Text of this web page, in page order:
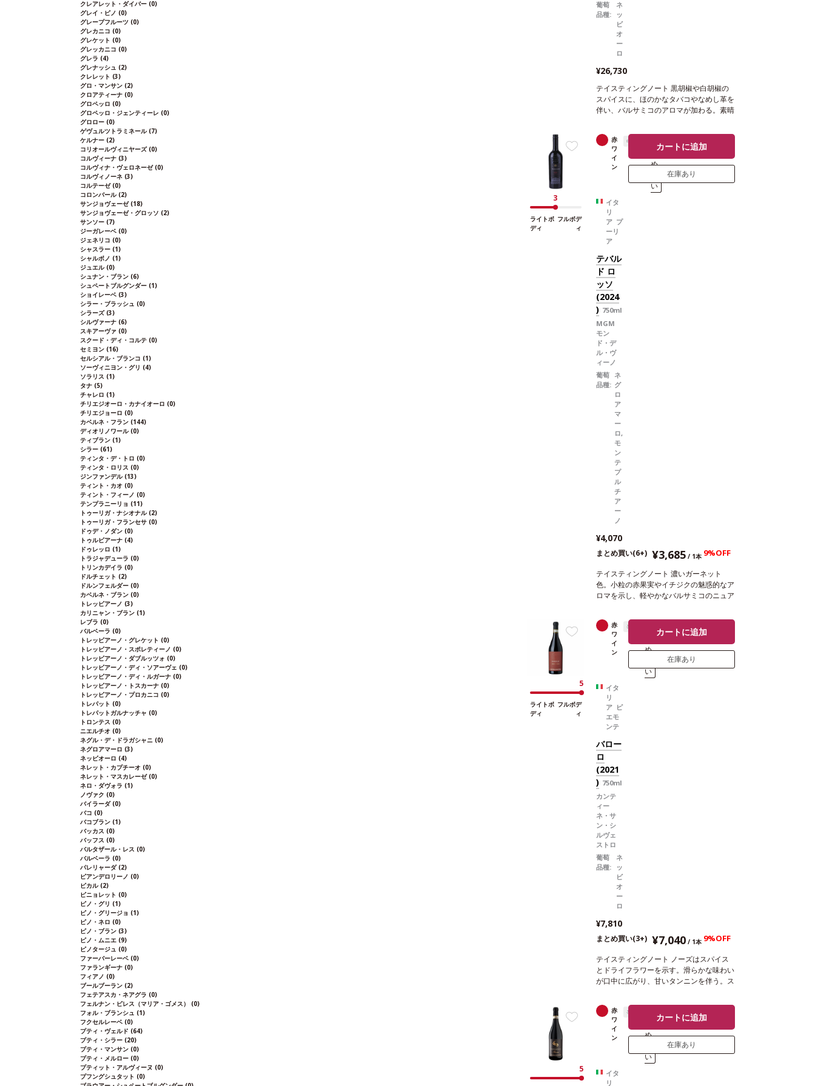
クレアレット・ダイバー (0)
グレイ・ピノ (0)
グレープフルーツ (0)
グレカニコ (0)
グレケット (0)
グレッカニコ (0)
グレラ (4)
グレナッシュ (2)
クレレット (3)
グロ・マンサン (2)
クロアティーナ (0)
グロペッロ (0)
グロペッロ・ジェンティーレ (0)
グロロー (0)
ゲヴュルツトラミネール (7)
ケルナー (2)
コリオールヴィニヤーズ (0)
コルヴィーナ (3)
コルヴィナ・ヴェロネーゼ (0)
コルヴィノーネ (3)
コルテーゼ (0)
コロンバール (2)
サンジョヴェーゼ (18)
サンジョヴェーゼ・グロッソ (2)
サンソー (7)
ジーガレーベ (0)
ジェネリコ (0)
シャスラー (1)
シャルボノ (1)
ジュエル (0)
シュナン・ブラン (6)
シュペートブルグンダー (1)
ショイレーベ (3)
シラー・ブラッシュ (0)
シラーズ (3)
シルヴァーナ (6)
スキアーヴァ (0)
スクード・ディ・コルテ (0)
セミヨン (16)
セルシアル・ブランコ (1)
ソーヴィニヨン・グリ (4)
ソラリス (1)
タナ (5)
チャレロ (1)
チリエジオーロ・カナイオーロ (0)
チリエジョーロ (0)
カベルネ・フラン (144)
ディオリノワール (0)
ティブラン (1)
シラー (61)
ティンタ・デ・トロ (0)
ティンタ・ロリス (0)
ジンファンデル (13)
ティント・カオ (0)
ティント・フィーノ (0)
テンプラニーリョ (11)
トゥーリガ・ナシオナル (2)
トゥーリガ・フランセサ (0)
ドゥデ・ノダン (0)
トゥルビアーナ (4)
ドゥレッロ (1)
トラジャデューラ (0)
トリンカデイラ (0)
ドルチェット (2)
ドルンフェルダー (0)
カベルネ・ブラン (0)
トレッビアーノ (3)
カリニャン・ブラン (1)
レブラ (0)
バルベーラ (0)
トレッビアーノ・グレケット (0)
トレッビアーノ・スポレティーノ (0)
トレッビアーノ・ダブルッツォ (0)
トレッビアーノ・ディ・ソアーヴェ (0)
トレッビアーノ・ディ・ルガーナ (0)
トレッビアーノ・トスカーナ (0)
トレッビアーノ・プロカニコ (0)
トレパット (0)
トレパットガルナッチャ (0)
トロンテス (0)
ニエルチオ (0)
ネグル・デ・ドラガシャニ (0)
ネグロアマーロ (3)
ネッビオーロ (4)
ネレット・カプチーオ (0)
ネレット・マスカレーゼ (0)
ネロ・ダヴォラ (1)
ノヴァク (0)
バイラーダ (0)
バコ (0)
バコブラン (1)
バッカス (0)
バッフス (0)
バルタザール・レス (0)
バルベーラ (0)
パレリャーダ (2)
ピアンデロリーノ (0)
ビカル (2)
ピニョレット (0)
ピノ・グリ (1)
ピノ・グリージョ (1)
ピノ・ネロ (0)
ピノ・ブラン (3)
ピノ・ムニエ (9)
ピノタージュ (0)
ファーバーレーベ (0)
ファランギーナ (0)
フィアノ (0)
ブールブーラン (2)
フェテアスカ・ネアグラ (0)
フェルナン・ピレス（マリア・ゴメス） (0)
フォル・ブランシュ (1)
フクセルレーベ (0)
プティ・ヴェルド (64)
プティ・シラー (20)
プティ・マンサン (0)
プティ・メルロー (0)
プティット・アルヴィーヌ (0)
プフングシュタット (0)
葡萄
品種:
ネ
ッ
ビ
オ
ー
ロ
¥26,730
テイスティングノート黒胡椒や白胡椒の
スパイスに、ほのかなタバコやなめし革を
伴い、バルサミコのアロマが加わる。素晴
ネラルも感じる、滑らかで上質なタンニン
の心地良い余韻が残る。 合う料理
りとした肉や魚料理などと好相性
ネッビオーロ 100%*本ヴィンテージが
在庫切れの場合、在庫があり価格が同様の
場合は自動的に次のヴィンテージに変更さ
れます、ご了承ください。
3
ライトボ
ディ
フルボデ
ィ
赤
ワ
イ
ン
中辛口
ま
と
め
い
イタ
リ
ア プ
ーリ
ア
テバル
ド ロ
ッソ
(2024
) 750ml
MGM
モン
ド・デ
ル・ヴ
ィーノ
葡萄
品種:
ネ
グ
ロ
ア
マ
ー
ロ,
モ
ン
テ
プ
ル
チ
ア
ー
ノ
¥4,070
まとめ買い(6+) ¥3,685 / 1本 9%OFF
カートに追加
在庫あり
テイスティングノート濃いガーネット
色。小粒の赤果実やイチジクの魅惑的なア
ロマを示し、軽やかなバルサミコのニュア
味わいが広がり、魅力的なアーモンドを含
む余韻が続く。
合う料理 煮込んだラムラ
ック、豚肉のラグーソースパルタ、ロース
ト肉などと好相性葡萄品種ネグロアマー
ロ、モンテプルチアーノ*本ヴィンテージ
が在庫切れの場合、在庫があり価格が同様
の場合は自動的に次のヴィンテージに変更
されます、ご了承ください。
5
ライトボ
ディ
フルボデ
ィ
赤
ワ
イ
ン
辛口
め
い
イタ
リ
ア ピ
エモ
ンテ
バロー
ロ
(2021
) 750ml
カンテ
ィー
ネ・サ
ン・シ
ルヴェ
ストロ
葡萄
品種:
ネ
ッ
ビ
オ
ー
ロ
¥7,810
まとめ買い(3+) ¥7,040 / 1本 9%OFF
カートに追加
在庫あり
テイスティングノート ノーズはスパイス
とドライフラワーを示す。滑らかな味わい
が口中に広がり、甘いタンニンを伴う。ス
ジビエ、仔牛の煮込み、肉の煮込み料理、
ヒレ肉のグリル、熟成チーズなどと好相性
葡萄品種
100% ネッビオーロ認証
ITAS認証*本ヴィンテージが在庫切れの場
合、在庫があり価格が同様の場合は自動的
に次のヴィンテージに変更されます、ご了
承ください。
5
赤
ワ
イ
ン
辛口
め
い
イタ
リ
カートに追加
在庫あり